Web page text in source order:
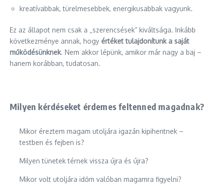
kreatívabbak, türelmesebbek, energikusabbak vagyunk.
Ez az állapot nem csak a „szerencsések” kiváltsága. Inkább
következménye annak, hogy értéket tulajdonítunk a saját
működésünknek. Nem akkor lépünk, amikor már nagy a baj –
hanem korábban, tudatosan.
Milyen kérdéseket érdemes feltenned magadnak?
Mikor éreztem magam utoljára igazán kipihentnek –
testben és fejben is?
Milyen tünetek térnek vissza újra és újra?
Mikor volt utoljára időm valóban magamra figyelni?